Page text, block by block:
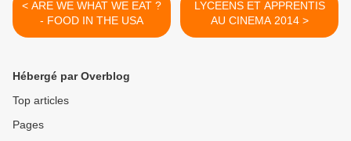
< ARE WE WHAT WE EAT ?
- FOOD IN THE USA
LYCEENS ET APPRENTIS
AU CINEMA 2014 >
Hébergé par Overblog
Top articles
Pages